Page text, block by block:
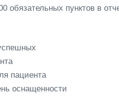
пунктов в
пациента
оснащенности